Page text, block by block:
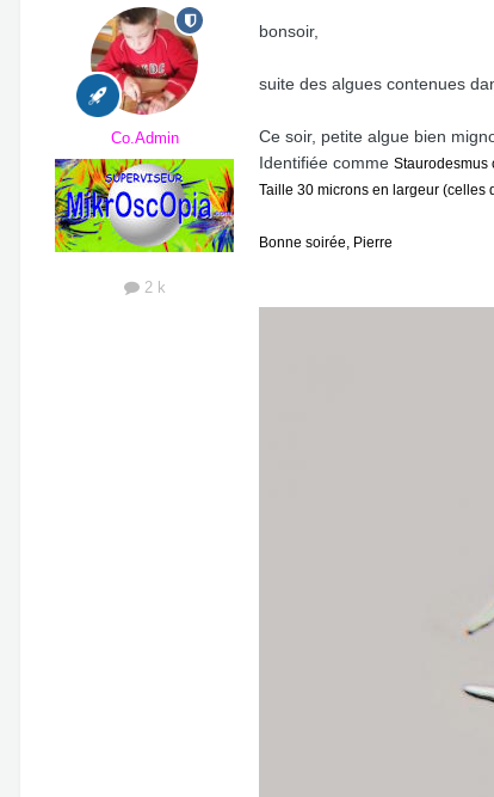
Co.Admin
2 k
bonsoir,
suite des algues contenues
Ce soir, petite algue bien
Identifiée comme Staurodesmus
Taille 30 microns en largeur (celles
Bonne soirée, Pierre